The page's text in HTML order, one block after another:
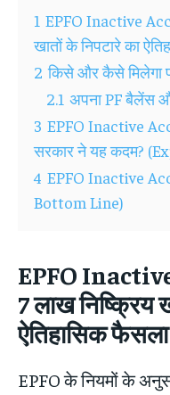
1 EPFO Inactive
खातों के निपटारे का
2 किसे और कैसे मिलेगा
2.1 अपना PF बैलेंस
3 EPFO Inactive
सरकार ने यह कदम?
4 EPFO Inactive
Bottom Line)
EPFO
7 लाख निष्क्रिय
ऐतिहासिक फैसला
EPFO के नियमों के